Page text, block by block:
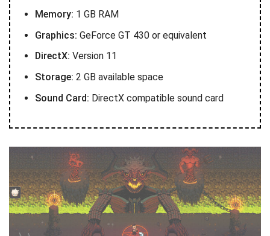
Memory: 1 GB RAM
Graphics: GeForce GT 430 or equivalent
DirectX: Version 11
Storage: 2 GB available space
Sound Card: DirectX compatible sound card